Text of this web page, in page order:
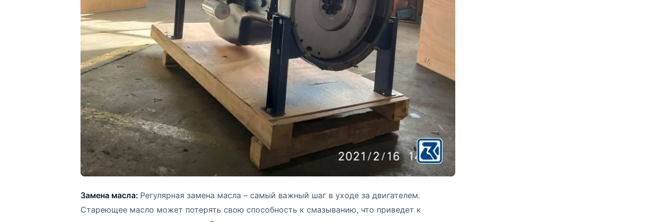
Замена масла: Регулярная замена масла – самый важный шаг в уходе за двигателем.
Стареющее масло может потерять свою способность к смазыванию, что приведет к